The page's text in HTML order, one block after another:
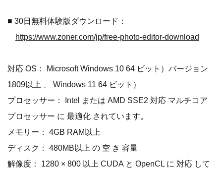
■ 30日無料体験版ダウンロード：
https://www.zoner.com/jp/free-photo-editor-download
対応 OS： Microsoft Windows 10 64 ビット）バージョン
1809以上 、 Windows 11 64 ビット）
プロセッサー： Intel または AMD SSE2 対応 マルチコア
プロセッサー に 最適化 されています。
メモリー： 4GB RAM以上
ディスク： 480MB以上 の 空 き 容量
解像度： 1280 × 800 以上 CUDA と OpenCL に 対応 して